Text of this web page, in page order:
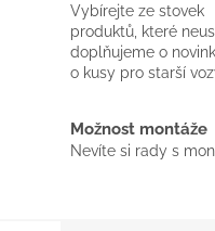
Vybírejte ze stovek
produktů, které
doplňujeme o
o kusy pro starší
Možnost montáže
Nevíte si rady s